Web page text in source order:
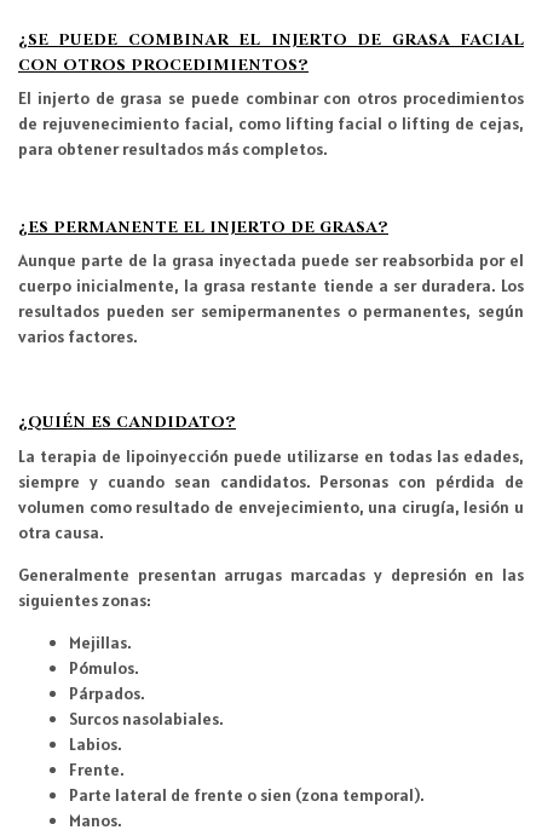
¿SE PUEDE COMBINAR EL INJERTO DE GRASA FACIAL
CON OTROS PROCEDIMIENTOS?
El injerto de grasa se puede combinar con otros procedimientos
de rejuvenecimiento facial, como lifting facial o lifting de cejas,
para obtener resultados más completos.
¿ES PERMANENTE EL INJERTO DE GRASA?
Aunque parte de la grasa inyectada puede ser reabsorbida por el
cuerpo inicialmente, la grasa restante tiende a ser duradera. Los
resultados pueden ser semipermanentes o permanentes, según
varios factores.
¿QUIÉN ES CANDIDATO?
La terapia de lipoinyección puede utilizarse en todas las edades,
siempre y cuando sean candidatos. Personas con pérdida de
volumen como resultado de envejecimiento, una cirugía, lesión u
otra causa.
Generalmente presentan arrugas marcadas y depresión en las
siguientes zonas:
Mejillas.
Pómulos.
Párpados.
Surcos nasolabiales.
Labios.
Frente.
Parte lateral de frente o sien (zona temporal).
Manos.